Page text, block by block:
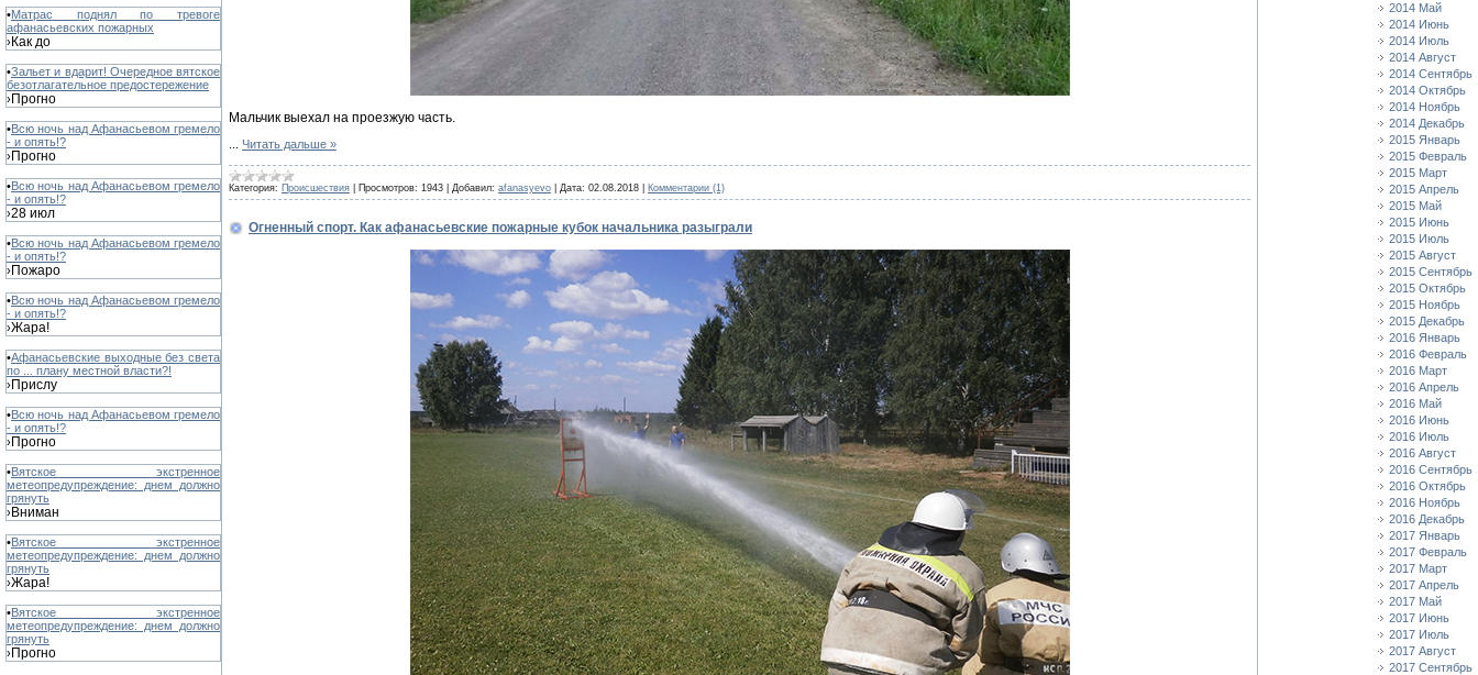
•Матрас поднял по тревоге
афанасьевских пожарных
›Как до
•Зальет и вдарит! Очередное вятское
безотлагательное предостережение
›Прогно
•Всю ночь над Афанасьевом гремело
- и опять!?
›Прогно
•Всю ночь над Афанасьевом гремело
- и опять!?
›28 июл
•Всю ночь над Афанасьевом гремело
- и опять!?
›Пожаро
•Всю ночь над Афанасьевом гремело
- и опять!?
›Жара!
•Афанасьевские выходные без света
по ... плану местной власти?!
›Прислу
•Всю ночь над Афанасьевом гремело
- и опять!?
›Прогно
•Вятское экстренное
метеопредупреждение: днем должно
грянуть
›Вниман
•Вятское экстренное
метеопредупреждение: днем должно
грянуть
›Жара!
•Вятское экстренное
метеопредупреждение: днем должно
грянуть
›Прогно
Мальчик выехал на проезжую часть.
Читать дальше »
Категория: Происшествия Просмотров: 1943 Добавил: afanasyevo Дата: 02.08.2018 Комментарии (1)
Огненный спорт. Как афанасьевские пожарные кубок начальника разыграли
2014 Май
2014 Июнь
2014 Июль
2014 Август
2014 Сентябрь
2014 Октябрь
2014 Ноябрь
2014 Декабрь
2015 Январь
2015 Февраль
2015 Март
2015 Апрель
2015 Май
2015 Июнь
2015 Июль
2015 Август
2015 Сентябрь
2015 Октябрь
2015 Ноябрь
2015 Декабрь
2016 Январь
2016 Февраль
2016 Март
2016 Апрель
2016 Май
2016 Июнь
2016 Июль
2016 Август
2016 Сентябрь
2016 Октябрь
2016 Ноябрь
2016 Декабрь
2017 Январь
2017 Февраль
2017 Март
2017 Апрель
2017 Май
2017 Июнь
2017 Июль
2017 Август
2017 Сентябрь